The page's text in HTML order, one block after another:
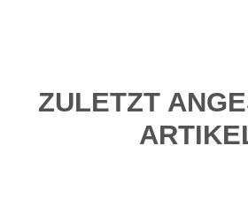
ZULETZT